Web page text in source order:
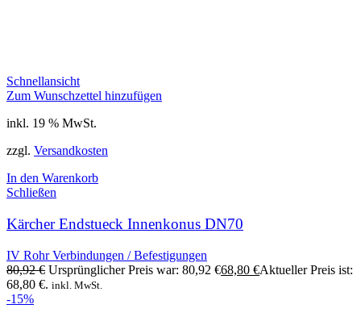
Schnellansicht
Zum Wunschzettel hinzufügen
inkl. 19 % MwSt.
zzgl. Versandkosten
In den Warenkorb
Schließen
Kärcher Endstueck Innenkonus DN70
IV Rohr Verbindungen / Befestigungen
80,92€ Ursprünglicher Preis war: 80,92 €68,80 €Aktueller Preis ist:
68,80 €. inkl. MwSt.
-15%